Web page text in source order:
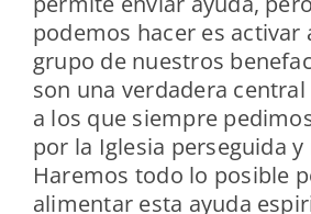
podemos hacer es activar
grupo de nuestros
son una verdadera
a los que siempre
por la Iglesia perseguida y
Haremos todo lo posible
alimentar esta ayuda